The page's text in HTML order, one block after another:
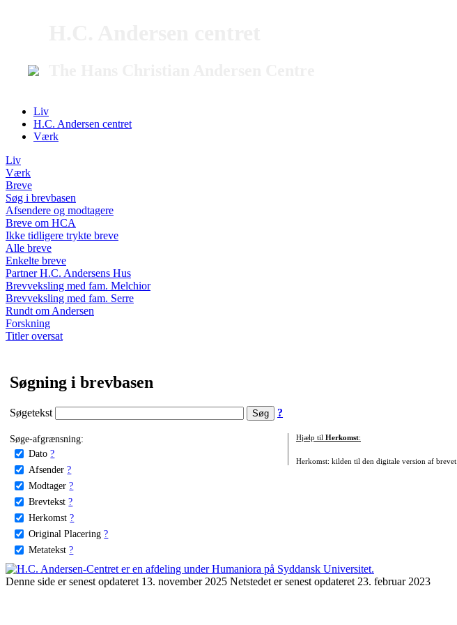
Liv
H.C. Andersen centret
Værk
Liv
Værk
Breve
Søg i brevbasen
Afsendere og modtagere
Breve om HCA
Ikke tidligere trykte breve
Alle breve
Enkelte breve
Partner H.C. Andersens Hus
Brevveksling med fam. Melchior
Brevveksling med fam. Serre
Rundt om Andersen
Forskning
Titler oversat
Søgning i brevbasen
Søgetekst ?
Søge-afgrænsning:
Dato ?
Afsender ?
Modtager ?
Brevtekst ?
Herkomst ?
Original Placering ?
Metatekst ?
Hjælp til Herkomst:
Herkomst: kilden til den digitale version af brevet.
Denne side er senest opdateret 13. november 2025 Netstedet er senest opdateret 23. februar 2023